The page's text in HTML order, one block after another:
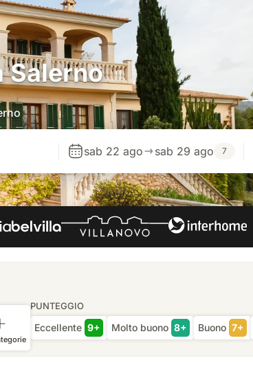
Salerno
sab 22 ago sab 29 ago 7
PUNTEGGIO
Eccellente 9+ Molto buono 8+ Buono 7+